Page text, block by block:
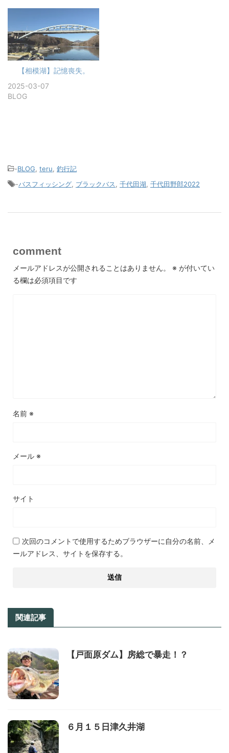
【相模湖】記憶喪失。
2025-03-07
BLOG
-BLOG, teru, 釣行記
-バスフィッシング, ブラックバス, 千代田湖, 千代田野郎2022
comment
メールアドレスが公開されることはありません。 ※ が付いてい
る欄は必須項目です
名前 ※
メール ※
サイト
次回のコメントで使用するためブラウザーに自分の名前、メ
ールアドレス、サイトを保存する。
関連記事
【戸面原ダム】房総で暴走！？
６月１５日津久井湖